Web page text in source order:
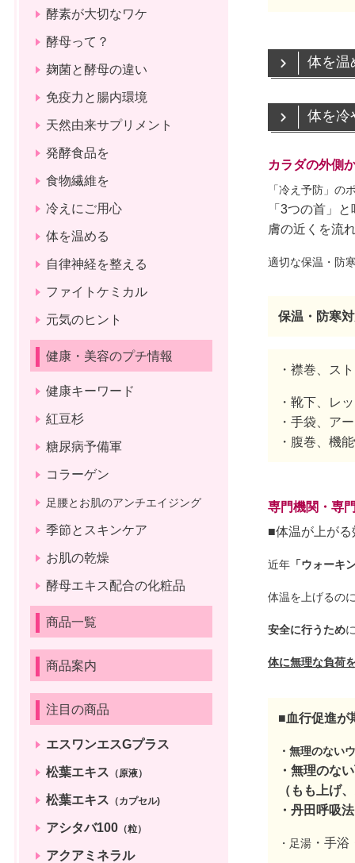
体を温
体を冷
カラダの外側
「冷え予防」の
「3つの首」
膚の近くを流
適切な保温・防
保温・防寒
・襟巻、ス
・ 靴下、レ
・手袋、ア
・腹巻、機
専門機関・専
■体温が上が
近年 「ウォーキ
体温を上げるの
安全に行うため
体に無理な負荷
■血行促進が
・無理のない
・無理のな
（もも上げ
・丹田呼吸法
・足湯 ・手
酵素が大切なワケ
酵母って？
麹菌と酵母の違い
免疫力と腸内環境
天然由来サプリメント
発酵食品を
食物繊維を
冷えにご用心
体を温める
自律神経を整える
ファイトケミカル
元気のヒント
健康・美容のプチ情報
健康キーワード
紅豆杉
糖尿病予備軍
コラーゲン
足腰とお肌のアンチエイジング
季節とスキンケア
お肌の乾燥
酵母エキス配合の化粧品
商品一覧
商品案内
注目の商品
エスワンエスGプラス
松葉エキス （原液）
松葉エキス （カプセル)
アシタバ100 （粒）
アクアミネラル